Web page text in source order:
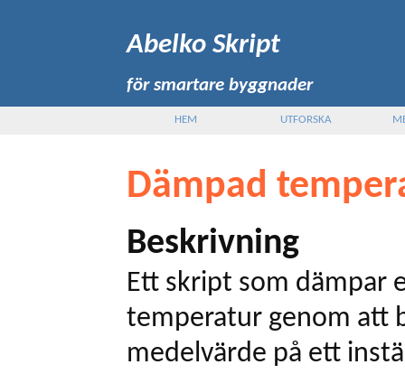
Abelko Skript
för smartare byggnader
HEM UTFORSKA
Dämpad
Beskrivning
Ett skript som dämpar
temperatur genom att
medelvärde på ett